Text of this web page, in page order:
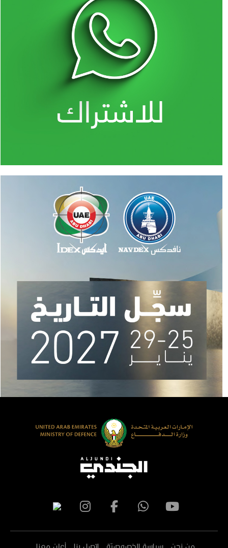
من نحن سياسة الخصوصيّة اتصل بنا أعلن معنا